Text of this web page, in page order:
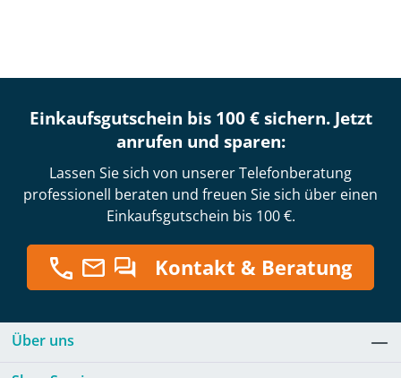
Einkaufsgutschein bis 100 € sichern. Jetzt
anrufen und sparen:
Lassen Sie sich von unserer Telefonberatung
professionell beraten und freuen Sie sich über einen
Einkaufsgutschein bis 100 €.
Kontakt & Beratung
Über uns